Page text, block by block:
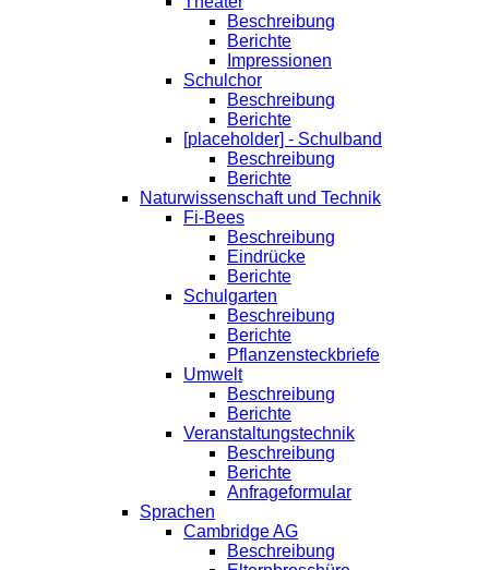
Beschreibung
Berichte
Impressionen
Schulchor
Beschreibung
Berichte
[placeholder] - Schulband
Beschreibung
Berichte
Naturwissenschaft und Technik
Fi-Bees
Beschreibung
Eindrücke
Berichte
Schulgarten
Beschreibung
Berichte
Pflanzensteckbriefe
Umwelt
Beschreibung
Berichte
Veranstaltungstechnik
Beschreibung
Berichte
Anfrageformular
Sprachen
Cambridge AG
Beschreibung